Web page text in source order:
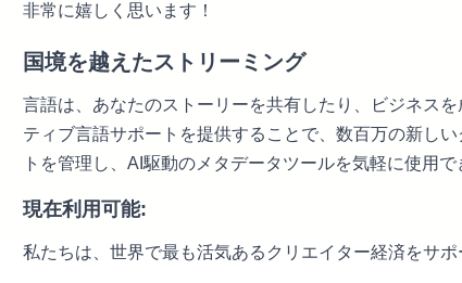
非常に嬉しく思います！
国境を越えたストリーミング
言語は、あなたのストーリーを共有したり、ビジネス
ティブ言語サポートを提供することで、数百万の新し
トを管理し、AI駆動のメタデータツールを気軽に使用で
現在利用可能:
私たちは、世界で最も活気あるクリエイター経済をサ